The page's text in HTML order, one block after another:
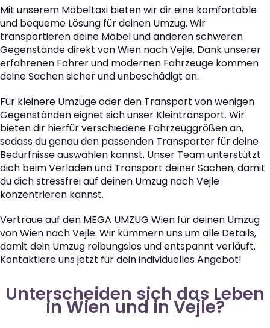
Mit unserem Möbeltaxi bieten wir dir eine komfortable
und bequeme Lösung für deinen Umzug. Wir
transportieren deine Möbel und anderen schweren
Gegenstände direkt von Wien nach Vejle. Dank unserer
erfahrenen Fahrer und modernen Fahrzeuge kommen
deine Sachen sicher und unbeschädigt an.
Für kleinere Umzüge oder den Transport von wenigen
Gegenständen eignet sich unser Kleintransport. Wir
bieten dir hierfür verschiedene Fahrzeuggrößen an,
sodass du genau den passenden Transporter für deine
Bedürfnisse auswählen kannst. Unser Team unterstützt
dich beim Verladen und Transport deiner Sachen, damit
du dich stressfrei auf deinen Umzug nach Vejle
konzentrieren kannst.
Vertraue auf den MEGA UMZUG Wien für deinen Umzug
von Wien nach Vejle. Wir kümmern uns um alle Details,
damit dein Umzug reibungslos und entspannt verläuft.
Kontaktiere uns jetzt für dein individuelles Angebot!
Unterscheiden sich das Leben
in Wien und in Vejle?